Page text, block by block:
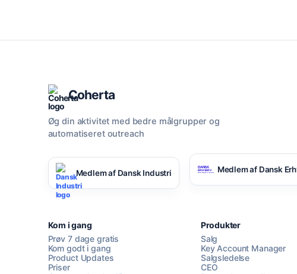
Coherta
Øg din aktivitet med bedre målgrupper og
automatiseret outreach
Medlem af Dansk Industri Medlem af Dansk
Kom i gang
Prøv 7 dage gratis
Kom godt i gang
Product Updates
Priser
Produkter
Salg
Key Account Manager
Salgsledelse
CEO